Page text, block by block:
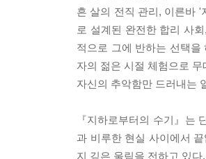
흔 살의 전직 관리, 이른바
로 설계된 완전한 합리 사
적으로 그에 반하는 선택
자의 젊은 시절 체험으로
자신의 추악함만 드러내는
『지하로부터의 수기』는
과 비루한 현실 사이에서
지 깊은 울림을 전하고 있다.